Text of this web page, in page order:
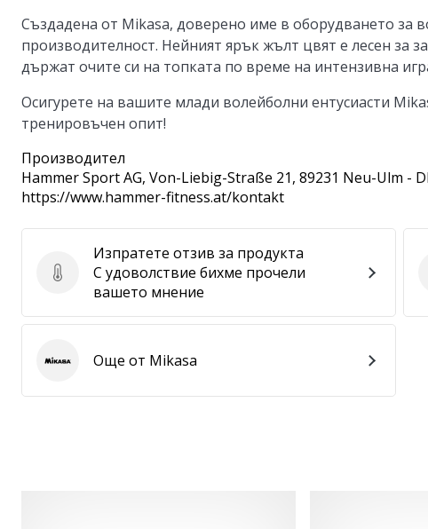
Създадена от Mikasa, доверено име в оборудването за
производителност. Нейният ярък жълт цвят е лесен за
държат очите си на топката по време на интензивна
Осигурете на вашите млади волейболни ентусиасти
тренировъчен опит!
Производител
Hammer Sport AG, Von-Liebig-Straße 21, 89231 Neu-Ulm -
https://www.hammer-fitness.at/kontakt
Изпратете отзив за продукта
Изпратете отзив за продукта
С удоволствие бихме прочели
вашето мнение
MikasaОще от Mikasa